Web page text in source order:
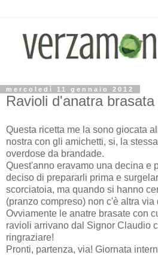
mercoledì 11 gennaio 2012
Ravioli d'anatra brasata
Questa ricetta me la sono giocata
nostra con gli amichetti, si, la
overdose da brandade.
Quest'anno eravamo una decina e
deciso di prepararli prima e
scorciatoia, ma quando si hanno
(pranzo compreso) non c'è altra via
Ovviamente le anatre brasate con
ravioli arrivano dal Signor Claudio
ringraziare!
Pronti, partenza, via! Giornata